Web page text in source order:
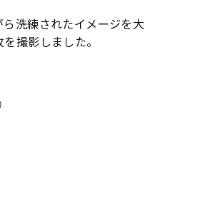
洗練されたイメージを大
撮影しました。